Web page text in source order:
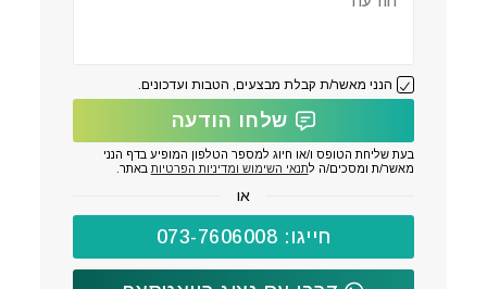
הנני מאשר/ת קבלת מבצעים, הטבות ועדכונים.
שלחו הודעה
בעת שליחת הטופס ו/או חיוג למספר הטלפון המופיע בדף הנני
מאשר/ת ומסכים/ה לתנאי השימוש ומדיניות הפרטיות באתר.
או
חייגו: 073-7606008